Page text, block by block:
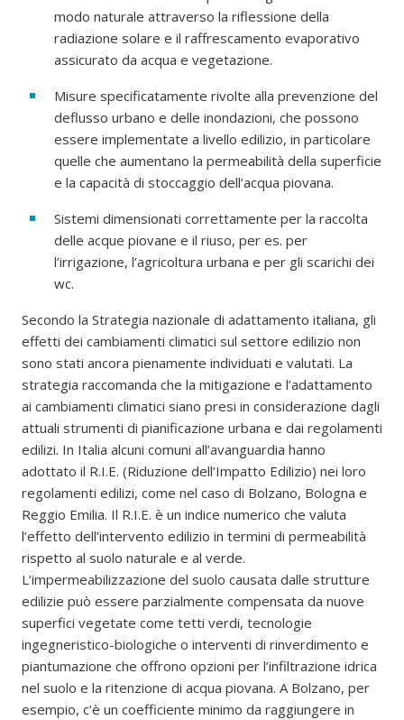
modo naturale attraverso la riflessione della
radiazione solare e il raffrescamento evaporativo
assicurato da acqua e vegetazione.
Misure specificatamente rivolte alla prevenzione del
deflusso urbano e delle inondazioni, che possono
essere implementate a livello edilizio, in particolare
quelle che aumentano la permeabilità della superficie
e la capacità di stoccaggio dell’acqua piovana.
Sistemi dimensionati correttamente per la raccolta
delle acque piovane e il riuso, per es. per
l’irrigazione, l’agricoltura urbana e per gli scarichi dei
wc.
Secondo la Strategia nazionale di adattamento italiana, gli
effetti dei cambiamenti climatici sul settore edilizio non
sono stati ancora pienamente individuati e valutati. La
strategia raccomanda che la mitigazione e l’adattamento
ai cambiamenti climatici siano presi in considerazione dagli
attuali strumenti di pianificazione urbana e dai regolamenti
edilizi. In Italia alcuni comuni all’avanguardia hanno
adottato il R.I.E. (Riduzione dell’Impatto Edilizio) nei loro
regolamenti edilizi, come nel caso di Bolzano, Bologna e
Reggio Emilia. Il R.I.E. è un indice numerico che valuta
l’effetto dell’intervento edilizio in termini di permeabilità
rispetto al suolo naturale e al verde.
L’impermeabilizzazione del suolo causata dalle strutture
edilizie può essere parzialmente compensata da nuove
superfici vegetate come tetti verdi, tecnologie
ingegneristico-biologiche o interventi di rinverdimento e
piantumazione che offrono opzioni per l’infiltrazione idrica
nel suolo e la ritenzione di acqua piovana. A Bolzano, per
esempio, c’è un coefficiente minimo da raggiungere in